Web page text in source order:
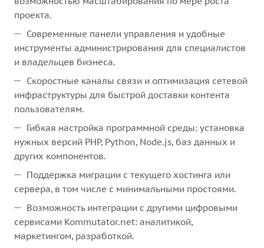
проекта.
Современные панели управления и удобные
инструменты администрирования для специалистов
и владельцев бизнеса.
Скоростные каналы связи и оптимизация сетевой
инфраструктуры для быстрой доставки контента
пользователям.
Гибкая настройка программной среды: установка
нужных версий PHP, Python, Node.js, баз данных и
других компонентов.
Поддержка миграции с текущего хостинга или
сервера, в том числе с минимальными простоями.
Возможность интеграции с другими цифровыми
сервисами Kommutator.net: аналитикой,
маркетингом, разработкой.